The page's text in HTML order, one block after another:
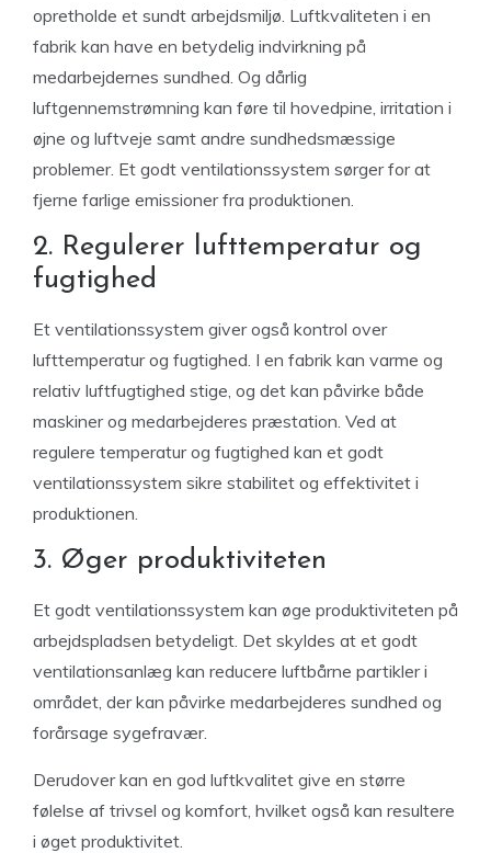
opretholde et sundt arbejdsmiljø. Luftkvaliteten i en
fabrik kan have en betydelig indvirkning på
medarbejdernes sundhed. Og dårlig
luftgennemstrømning kan føre til hovedpine, irritation i
øjne og luftveje samt andre sundhedsmæssige
problemer. Et godt ventilationssystem sørger for at
fjerne farlige emissioner fra produktionen.
2. Regulerer lufttemperatur og
fugtighed
Et ventilationssystem giver også kontrol over
lufttemperatur og fugtighed. I en fabrik kan varme og
relativ luftfugtighed stige, og det kan påvirke både
maskiner og medarbejderes præstation. Ved at
regulere temperatur og fugtighed kan et godt
ventilationssystem sikre stabilitet og effektivitet i
produktionen.
3. Øger produktiviteten
Et godt ventilationssystem kan øge produktiviteten på
arbejdspladsen betydeligt. Det skyldes at et godt
ventilationsanlæg kan reducere luftbårne partikler i
området, der kan påvirke medarbejderes sundhed og
forårsage sygefravær.
Derudover kan en god luftkvalitet give en større
følelse af trivsel og komfort, hvilket også kan resultere
i øget produktivitet.